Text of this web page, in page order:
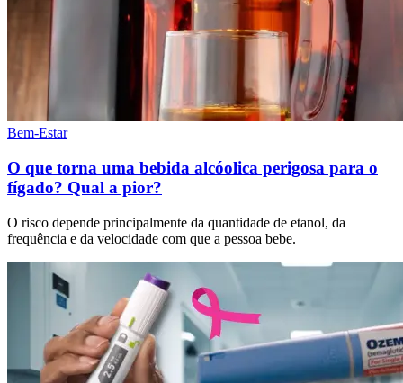
Bem-Estar
O que torna uma bebida alcóolica perigosa para o
fígado? Qual a pior?
O risco depende principalmente da quantidade de etanol, da
frequência e da velocidade com que a pessoa bebe.